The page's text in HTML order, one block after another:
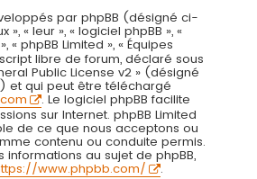
par phpBB (désigné ci-
», « leur », « logiciel phpBB », «
», « phpBB Limited », « Équipes
libre de forum, déclaré sous
Public License v2 » (désigné
et qui peut être téléchargé
. Le logiciel phpBB facilite
sur Internet. phpBB Limited
de ce que nous acceptons ou
contenu ou conduite permis.
informations au sujet de phpBB,
www.phpbb.com/ .